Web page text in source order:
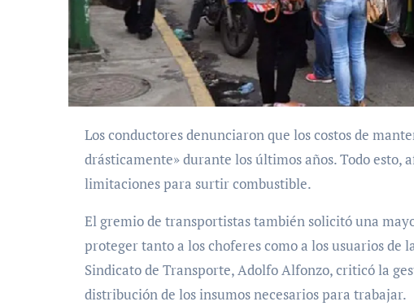
Los conductores denunciaron que los costos de mantenimiento de las unidades han «subido
drásticamente» durante los últimos años. Todo
limitaciones para surtir combustible.
El gremio de transportistas también solicitó una
proteger tanto a los choferes como a los usuarios
Sindicato de Transporte, Adolfo Alfonzo, criticó la
distribución de los insumos necesarios para trabajar.